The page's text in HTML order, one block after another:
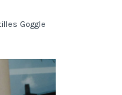
Goggle